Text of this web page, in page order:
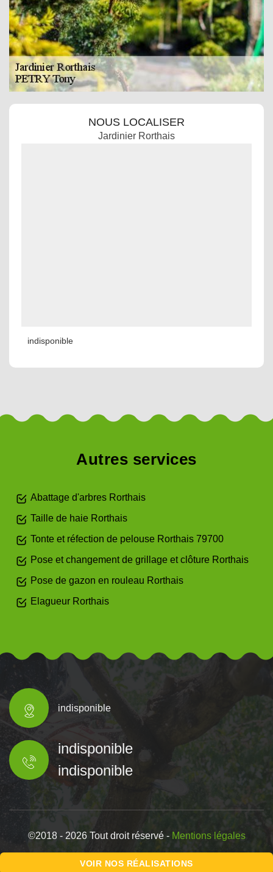
NOUS LOCALISER
Jardinier Rorthais
indisponible
Autres services
Abattage d'arbres Rorthais
Taille de haie Rorthais
Tonte et réfection de pelouse Rorthais 79700
Pose et changement de grillage et clôture Rorthais
Pose de gazon en rouleau Rorthais
Elagueur Rorthais
indisponible
indisponible
indisponible
©2018 - 2026 Tout droit réservé - Mentions légales
VOIR NOS RÉALISATIONS